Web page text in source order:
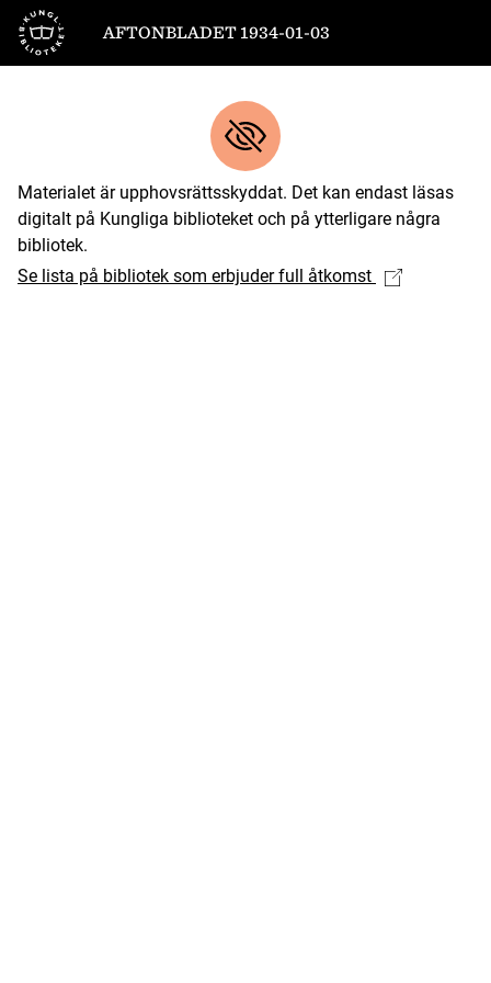
Till startsidan
AFTONBLADET 1934-01-03
Materialet är upphovsrättsskyddat. Det kan endast läsas
digitalt på Kungliga biblioteket och på ytterligare några
bibliotek.
Se lista på bibliotek som erbjuder full åtkomst